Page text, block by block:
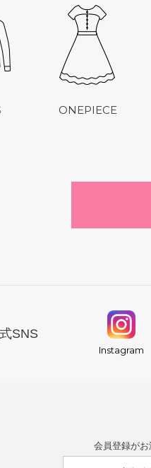
ONEPIECE
SNS
Instagram
会員登録が